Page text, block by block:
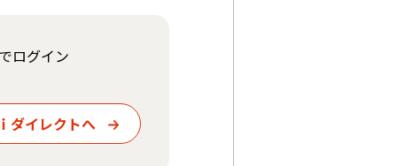
ログイン
ダイレクトへ